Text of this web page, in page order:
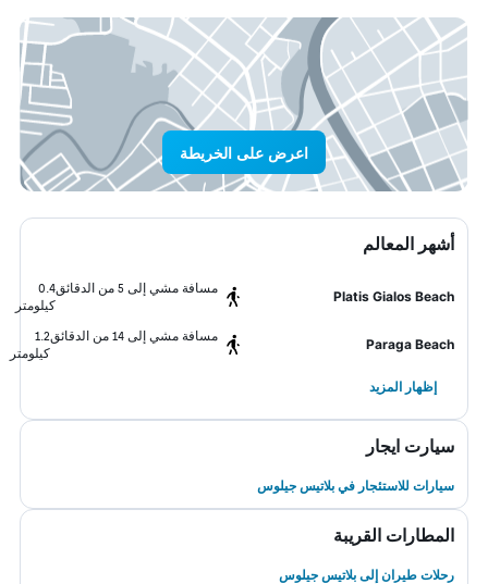
اعرض على الخريطة
أشهر المعالم
Platis Gialos Beach
مسافة مشي إلى 5 من الدقائق
0.4
كيلومتر
Paraga Beach
مسافة مشي إلى 14 من الدقائق
1.2
كيلومتر
إظهار المزيد
سيارت ايجار
سيارات للاستئجار في بلاتيس جيلوس
المطارات القريبة
رحلات طيران إلى بلاتيس جيلوس